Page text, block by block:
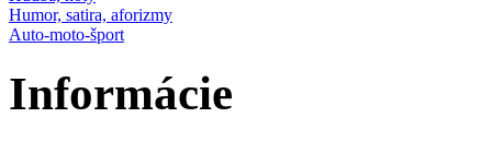
Humor, satira, aforizmy
Auto-moto-šport
Informácie